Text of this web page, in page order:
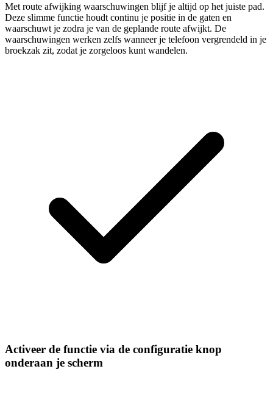
Met route afwijking waarschuwingen blijf je altijd op het juiste pad.
Deze slimme functie houdt continu je positie in de gaten en
waarschuwt je zodra je van de geplande route afwijkt. De
waarschuwingen werken zelfs wanneer je telefoon vergrendeld in je
broekzak zit, zodat je zorgeloos kunt wandelen.
Activeer de functie via de configuratie knop
onderaan je scherm